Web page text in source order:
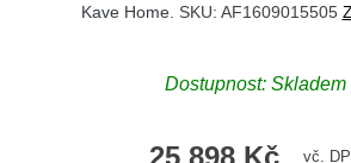
Kave Home. SKU: AF1609015505
Dostupnost: Skladem
25 898 Kč vč.